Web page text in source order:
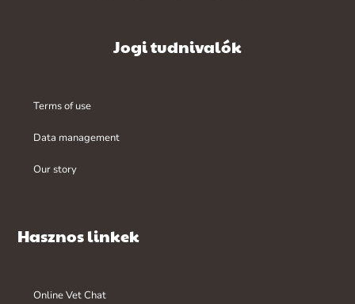
Jogi tudnivalók
Terms of use
Data management
Our story
Hasznos linkek
Online Vet Chat